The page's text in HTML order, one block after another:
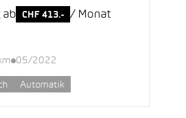
ab CHF 413.- / Monat
05/2022
Automatik